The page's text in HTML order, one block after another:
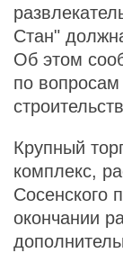
Стан"
Об этом
по вопросам
Крупный
комплекс,
Сосенского
окончании